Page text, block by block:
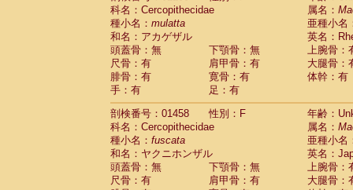
CebidaeCebus apella
Cebidae
CebidaeCebus nigrivittatus
Cebidae Cebusspp.(0)
Cebidae Saimiri boliviensis
Cebidae Saimiri sciureus
Atelidae Alouatta caraya
AtelidaeAlouatta fusca
AtelidaeAlouatta seniculus
AtelidaeAlouatta
Atelidae Ateles belzebuth
Atelidae Ateles geoffroyi
Atelidae Ateles paniscus
科名：Cercopithecidae
属名：
種小名： mulatta
亜種小名
和名：アカゲザル
英名：
頭蓋骨：無
下顎骨：無
上腕骨：
尺骨：有
肩甲骨：有
大腿骨：
腓骨：有
寛骨：有
体幹：有
手：有
足：有
剖検番号：01458
性別：F
年齢：
科名：Cercopithecidae
属名：
種小名： fuscata
亜種小名
和名：ヤクニホンザル
英名：
頭蓋骨：無
下顎骨：無
上腕骨：
尺骨：有
肩甲骨：有
大腿骨：